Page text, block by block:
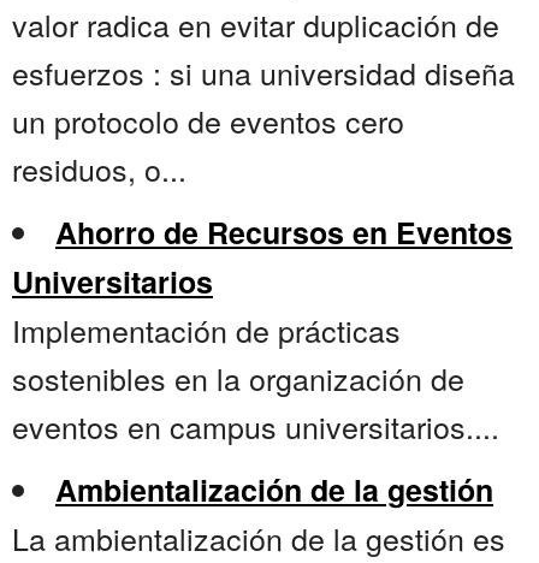
valor radica en evitar duplicación de
esfuerzos : si una universidad diseña
un protocolo de eventos cero
residuos, o...
Ahorro de Recursos en Eventos
Universitarios
Implementación de prácticas
sostenibles en la organización de
eventos en campus universitarios....
Ambientalización de la gestión
La ambientalización de la gestión es